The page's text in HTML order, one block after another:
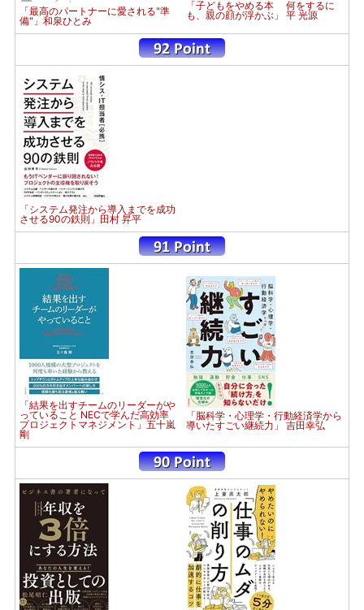
「最高のパートナーに愛される"準
備"」和泉ひとみ
「子どもをやめる本 何をするに
も、親の顔が浮かぶ」 平 光源
「システム発注から導入までを成功
させる90の鉄則」田村 昇平
「結果を出すチームのリーダーがや
っていること NECで学んだ高効率
プロジェクトマネジメント」五十嵐
剛
「脳科学・心理学・行動経済学から
導いたすごい継続力」 吉田幸弘